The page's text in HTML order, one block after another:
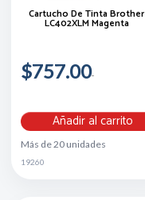
Cartucho De Tinta Brother
LC402XLM Magenta
$757.00
Añadir al carrito
Más de 20 unidades
19260